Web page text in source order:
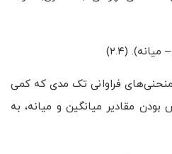
فراوانی تک مدی که کمی
مقادیر میانگین و میانه، به